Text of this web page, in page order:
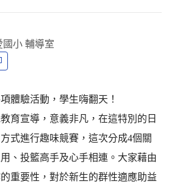
國小 輔導室
體驗活動，學生嗨翻天！
育宣導，意義非凡，在這特別的日
式進行趣味競賽，這次分成4個關
、投籃高手及心手相連。大家藉由
重要性，對於新生的群性適應助益